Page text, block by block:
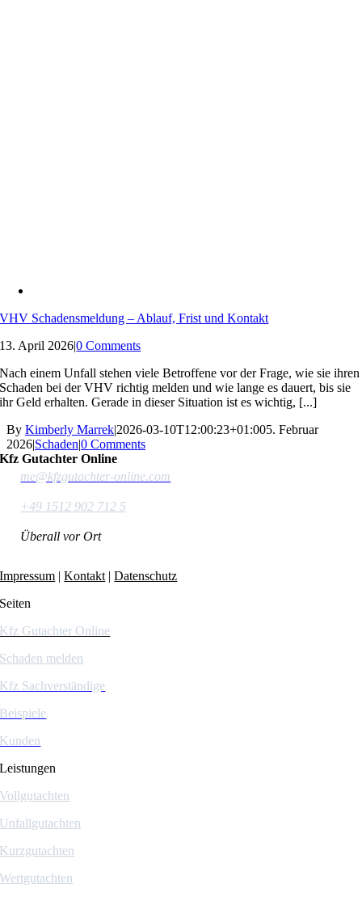
VHV Schadensmeldung – Ablauf, Frist und Kontakt
13. April 2026|0 Comments
Nach einem Unfall stehen viele Betroffene vor der Frage, wie sie ihren
Schaden bei der VHV richtig melden und wie lange es dauert, bis sie
ihr Geld erhalten. Gerade in dieser Situation ist es wichtig, [...]
By Kimberly Marrek|2026-03-10T12:00:23+01:005. Februar
2026|Schaden|0 Comments
Kfz Gutachter Online
me@kfzgutachter-online.com
+49 1512 902 712 5
Überall vor Ort
Impressum |Kontakt |Datenschutz
Seiten
Kfz Gutachter Online
Schaden melden
Kfz Sachverständige
Beispiele
Kunden
Leistungen
Vollgutachten
Unfallgutachten
Kurzgutachten
Wertgutachten